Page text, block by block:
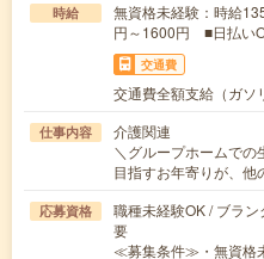
時給
無資格未経験：時給
円～1600円 ■日払い
交通費
交通費全額支給（ガソ
仕事内容
介護関連
＼グループホームでの
目指すお年寄りが、
応募資格
職種未経験OK / ブラ
要
≪募集条件≫・無資格